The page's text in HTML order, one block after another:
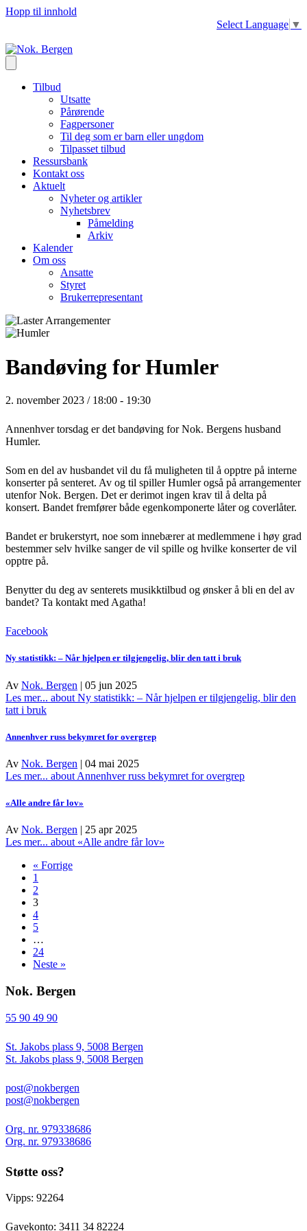
Hopp til innhold
Select Language ▼
Tilbud
Utsatte
Pårørende
Fagpersoner
Til deg som er barn eller ungdom
Tilpasset tilbud
Ressursbank
Kontakt oss
Aktuelt
Nyheter og artikler
Nyhetsbrev
Påmelding
Arkiv
Kalender
Om oss
Ansatte
Styret
Brukerrepresentant
Bandøving for Humler
2. november 2023 / 18:00 - 19:30
Annenhver torsdag er det bandøving for Nok. Bergens husband
Humler.
Som en del av husbandet vil du få muligheten til å opptre på interne
konserter på senteret. Av og til spiller Humler også på arrangementer
utenfor Nok. Bergen. Det er derimot ingen krav til å delta på
konsert. Bandet fremfører både egenkomponerte låter og coverlåter.
Bandet er brukerstyrt, noe som innebærer at medlemmene i høy grad
bestemmer selv hvilke sanger de vil spille og hvilke konserter de vil
opptre på.
Benytter du deg av senterets musikktilbud og ønsker å bli en del av
bandet? Ta kontakt med Agatha!
Facebook
Ny statistikk: – Når hjelpen er tilgjengelig, blir den tatt i bruk
Av Nok. Bergen | 05 jun 2025
Les mer... about Ny statistikk: – Når hjelpen er tilgjengelig, blir den
tatt i bruk
Annenhver russ bekymret for overgrep
Av Nok. Bergen | 04 mai 2025
Les mer... about Annenhver russ bekymret for overgrep
«Alle andre får lov»
Av Nok. Bergen | 25 apr 2025
Les mer... about «Alle andre får lov»
« Forrige
1
2
3
4
5
…
24
Neste »
Nok. Bergen
55 90 49 90
St. Jakobs plass 9, 5008 Bergen
St. Jakobs plass 9, 5008 Bergen
post@nokbergen
post@nokbergen
Org. nr. 979338686
Org. nr. 979338686
Støtte oss?
Vipps: 92264
Gavekonto: 3411 34 82224